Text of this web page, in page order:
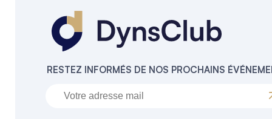
RESTEZ INFORMÉS DE NOS PROCHAINS